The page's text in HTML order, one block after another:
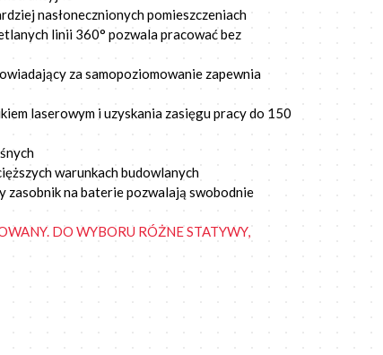
nasłonecznionych pomieszczeniach
linii 360° pozwala pracować bez
za samopoziomowanie zapewnia
laserowym i uzyskania zasięgu pracy do 150
warunkach budowlanych
na baterie pozwalają swobodnie
DO WYBORU RÓŻNE STATYWY,